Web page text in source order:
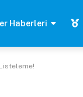
Haberleri